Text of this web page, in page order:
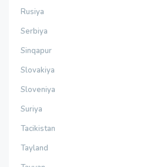
Rusiya
Serbiya
Sinqapur
Slovakiya
Sloveniya
Suriya
Tacikistan
Tayland